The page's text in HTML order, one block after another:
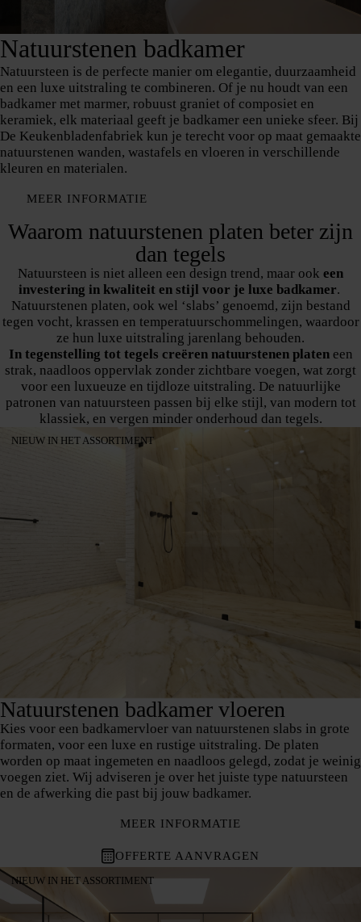
Natuurstenen badkamer
Natuursteen is de perfecte manier om elegantie, duurzaamheid
en een luxe uitstraling te combineren. Of je nu houdt van een
badkamer met marmer, robuust graniet of composiet en
keramiek, elk materiaal geeft je badkamer een unieke sfeer. Bij
De Keukenbladenfabriek kun je terecht voor op maat gemaakte
natuurstenen wanden, wastafels en vloeren in verschillende
kleuren en materialen.
MEER INFORMATIE
Waarom natuurstenen platen beter zijn
dan tegels
Natuursteen is niet alleen een design trend, maar ook een
investering in kwaliteit en stijl voor je luxe badkamer.
Natuurstenen platen, ook wel ‘slabs’ genoemd, zijn bestand
tegen vocht, krassen en temperatuurschommelingen, waardoor
ze hun luxe uitstraling jarenlang behouden.
In tegenstelling tot tegels creëren natuurstenen plateneen
strak, naadloos oppervlak zonder zichtbare voegen, wat zorgt
voor een luxueuze en tijdloze uitstraling. De natuurlijke
patronen van natuursteen passen bij elke stijl, van modern tot
klassiek, en vergen minder onderhoud dan tegels.
NIEUW IN HET ASSORTIMENT
Natuurstenen badkamer vloeren
Kies voor een badkamervloer van natuurstenen slabs in grote
formaten, voor een luxe en rustige uitstraling. De platen
worden op maat ingemeten en naadloos gelegd, zodat je weinig
voegen ziet. Wij adviseren je over het juiste type natuursteen
en de afwerking die past bij jouw badkamer.
MEER INFORMATIE
OFFERTE AANVRAGEN
NIEUW IN HET ASSORTIMENT